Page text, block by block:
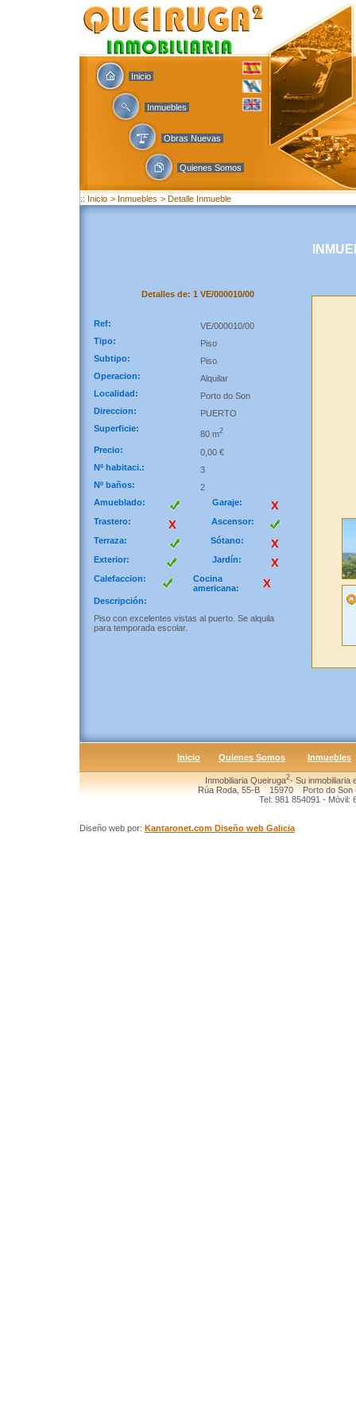
Inicio
Inmuebles
Obras Nuevas
Quienes Somos
:: Inicio > Inmuebles > Detalle Inmueble
Detalles de: 1 VE/000010/00
Ref:
VE/000010/00
Tipo:
Piso
Subtipo:
Piso
Operacion:
Alquilar
Localidad:
Porto do Son
Direccion:
PUERTO
Superficie:
80 m2
Precio:
0,00 €
Nº habitaci.:
3
Nº baños:
2
Amueblado:
Garaje:
Trastero:
Ascensor:
Terraza:
Sótano:
Exterior:
Jardín:
Calefaccion:
Cocina
americana:
Descripción:
Piso con excelentes vistas al puerto. Se alquila
para temporada escolar.
Inicio Quienes Somos Inmuebles
Inmobiliaria Queiruga2- Su inmobiliaria
Rúa Roda, 55-B 15970 Porto do Son
Tel: 981 854091 - Móvil:
Diseño web por: Kantaronet.com Diseño web Galicia